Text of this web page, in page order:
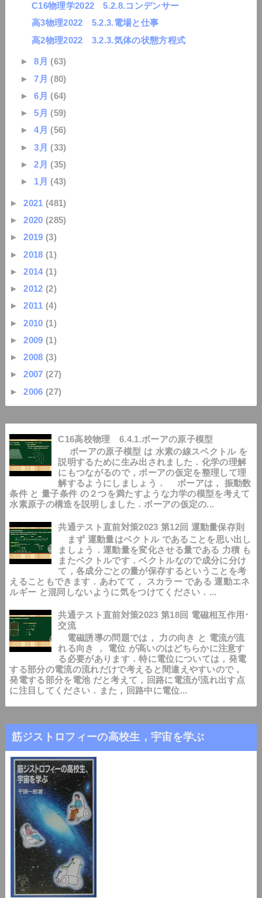
C16物理学2022 5.2.8.コンデンサー
高3物理2022 5.2.3.電場と仕事
高2物理2022 3.2.3.気体の状態方程式
►8月 (63)
►7月 (80)
►6月 (64)
►5月 (59)
►4月 (56)
►3月 (33)
►2月 (35)
► 1月 (43)
►2021 (481)
►2020 (285)
►2019 (3)
►2018 (1)
►2014 (1)
►2012 (2)
►2011 (4)
►2010 (1)
►2009 (1)
►2008 (3)
►2007 (27)
►2006 (27)
C16高校物理 6.4.1.ボーアの原子模型
ボーアの原子模型 は 水素の線スペクトル を
説明するために生み出されました．化学の理解
にもつながるので，ボーアの仮定を整理して理
解するようにしましょう． ボーアは， 振動数
条件 と 量子条件 の２つを満たすような力学の模型を考えて
水素原子の構造を説明しました．ボーアの仮定の...
共通テスト直前対策2023 第12回 運動量保存則
まず 運動量はベクトル であることを思い出し
ましょう．運動量を変化させる量である 力積 も
またベクトルです．ベクトルなので成分に分け
て，各成分ごとの量が保存するということを考
えることもできます．あわてて， スカラー である 運動エネ
ルギー と混同しないように気をつけてください．...
共通テスト直前対策2023 第18回 電磁相互作用･
交流
電磁誘導の問題では， 力の向き と 電流が流
れる向き ， 電位 が高いのはどちらかに注意す
る必要があります．特に電位については，発電
する部分の電流の流れだけで考えると間違えやすいので，
発電する部分を電池 だと考えて，回路に電流が流れ出す点
に注目してください．また，回路中に電位...
筋ジストロフィーの高校生，宇宙を学ぶ